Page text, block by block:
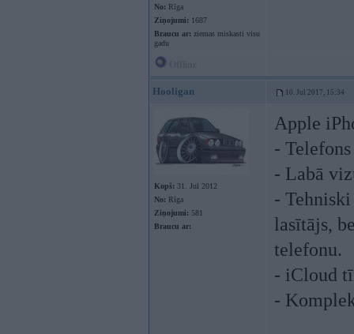
No: Rīga
Ziņojumi: 1687
Braucu ar: ziemas miskasti visu
gadu
Hooligan 10. Jul 2017, 15:34
Kopš: 31. Jul 2012
No: Rīga
Ziņojumi: 581
Braucu ar:
Apple
-
- Labā
-
lasītājs,
telefonu.
- iCloud
-